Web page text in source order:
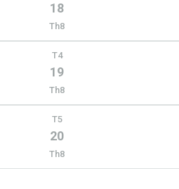
18
Th8
T4
19
Th8
T5
20
Th8